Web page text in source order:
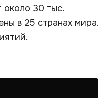
около 30 тыс.
в 25 странах мира.